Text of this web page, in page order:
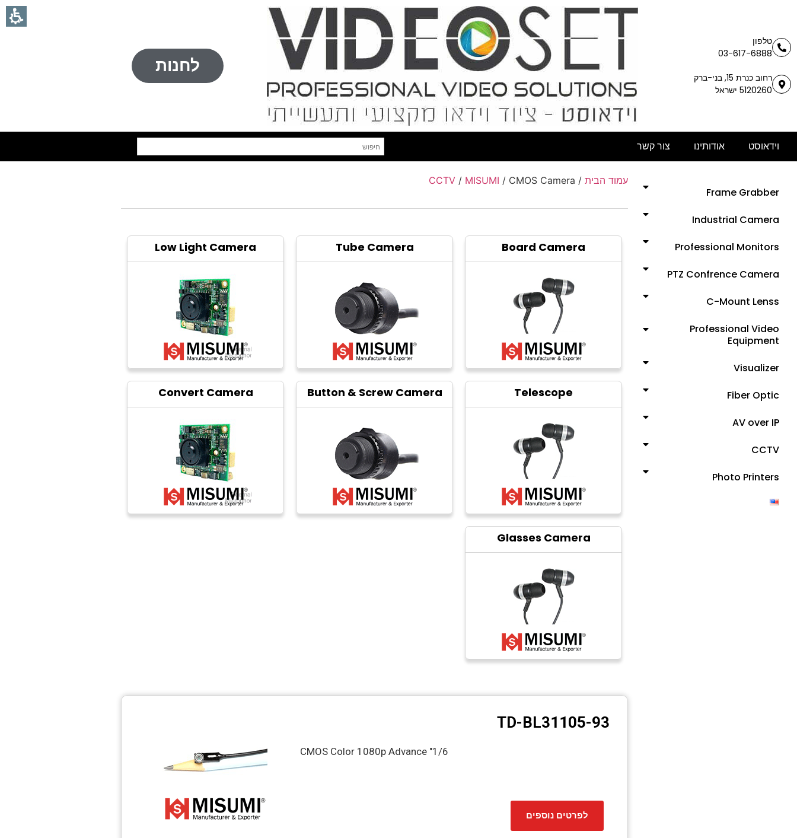
טלפון
03-617-6888
רחוב כנרת 15, בני-ברק
5120260 ישראל
לחנות
וידאוסט אודותינו צור קשר
Frame Grabber
Industrial Camera
Professional Monitors
PTZ Confrence Camera
C-Mount Lenss
Professional Video
Equipment
Visualizer
Fiber Optic
AV over IP
CCTV
Photo Printers
עמוד הבית /
CCTV / MISUMI / CMOS Camera
Board Camera
Tube Camera
Low Light Camera
Telescope
Button & Screw Camera
Convert Camera
Glasses Camera
TD-BL31105-93
1/6" CMOS Color 1080p Advance
לפרטים נוספים